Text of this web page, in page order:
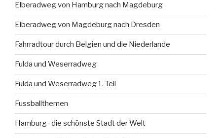
Elberadweg von Hamburg nach Magdeburg
Elberadweg von Magdeburg nach Dresden
Fahrradtour durch Belgien und die Niederlande
Fulda und Weserradweg
Fulda und Weserradweg 1. Teil
Fussballthemen
Hamburg- die schönste Stadt der Welt